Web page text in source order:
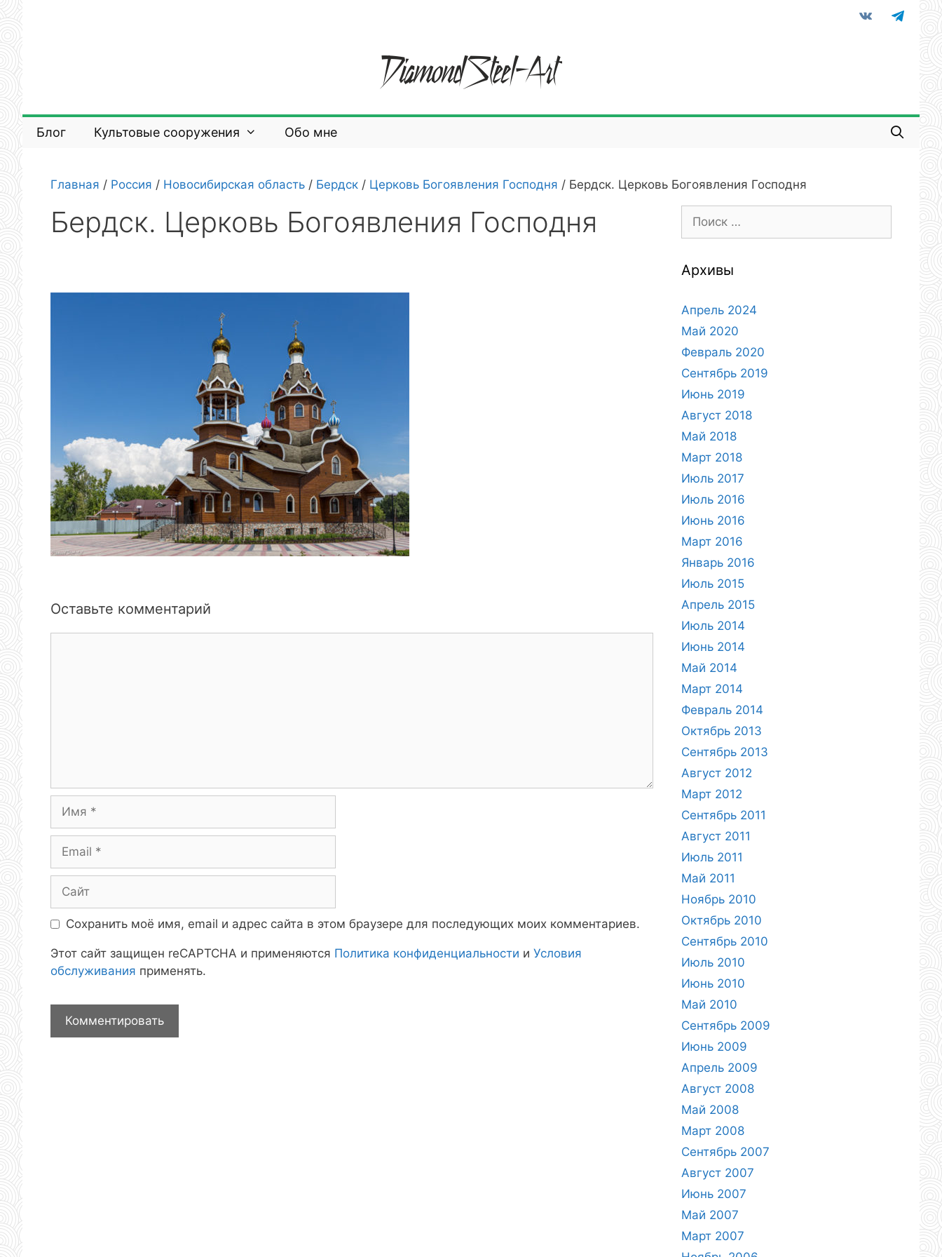
Перейти
к
содержимому
vkontaktetelegram
Блог Культовые сооружения Обо мне
Главная / Россия / Новосибирская область / Бердск / Церковь Богоявления Господня / Бердск. Церковь Богоявления Господня
Бердск. Церковь Богоявления Господня
Оставьте комментарий
Сохранить моё имя, email и адрес сайта в этом браузере для последующих моих комментариев.
Этот сайт защищен reCAPTCHA и применяются Политика конфиденциальности и Условия
обслуживания применять.
Поиск:
Архивы
Апрель 2024
Май 2020
Февраль 2020
Сентябрь 2019
Июнь 2019
Август 2018
Май 2018
Март 2018
Июль 2017
Июль 2016
Июнь 2016
Март 2016
Январь 2016
Июль 2015
Апрель 2015
Июль 2014
Июнь 2014
Май 2014
Март 2014
Февраль 2014
Октябрь 2013
Сентябрь 2013
Август 2012
Март 2012
Сентябрь 2011
Август 2011
Июль 2011
Май 2011
Ноябрь 2010
Октябрь 2010
Сентябрь 2010
Июль 2010
Июнь 2010
Май 2010
Сентябрь 2009
Июнь 2009
Апрель 2009
Август 2008
Май 2008
Март 2008
Сентябрь 2007
Август 2007
Июнь 2007
Май 2007
Март 2007